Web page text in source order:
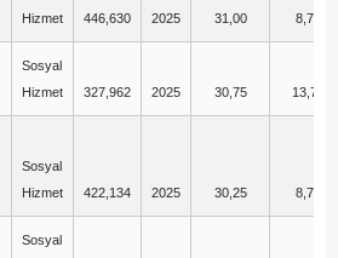
Hizmet
446,630 2025 31,00 8,75
Sosyal
Hizmet
327,962 2025 30,75 13,75
Sosyal
Hizmet
422,134 2025 30,25 8,75
Sosyal